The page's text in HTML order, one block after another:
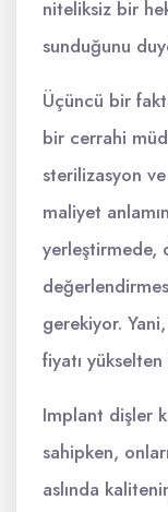
niteliksiz bir
sunduğunu
Üçüncü bir
bir cerrahi
sterilizasyon
maliyet
yerleştirmede,
gerekiyor.
fiyatı
Implant dişler
sahipken,
aslında